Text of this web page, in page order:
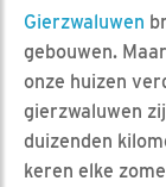
Gierzwaluwen
gebouwen.
onze huizen
gierzwaluwen
duizenden
keren elke